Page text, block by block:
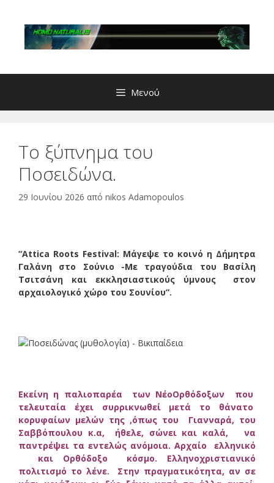
περιεχόμενο
Μενού
Το ξύπνημα του
Ποσειδώνα.
29 Ιουνίου 2026 από nikos Adamopoulos
“Attica Roots Festival: Μάγεψε το κοινό η Δήμητρα
Γαλάνη στο Σούνιο -Με τραγούδια του Βασίλη
Τσιτσάνη και εκκλησιαστικούς ύμνους
στον
αρχαιολογικό χώρο του Σουνίου”.
Εκείνη η παλιοπαρέα των ΝέοΟρθόδοξων που
τελευταία έχει συρρικνωθεί μετά το θάνατο
κορυφαίων μελών της ,όπως του Γιανναρά, του
Σαββόπουλου κ.α, ήθελε, σώνει και καλά, να
παντρέψει τα εντελώς ανόμοια. Αρχαίο ελληνικό
και Ορθόδοξο κόσμο. Ελληνοχριστιανικό
πολιτισμό το λένε. Στην πραγματικότητα, αν σε